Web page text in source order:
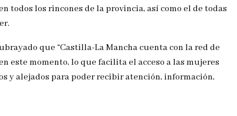
todos los rincones de la provincia, así como el de todas
que “Castilla-La Mancha cuenta con la red de
este momento, lo que facilita el acceso a las mujeres
y alejados para poder recibir atención, información,